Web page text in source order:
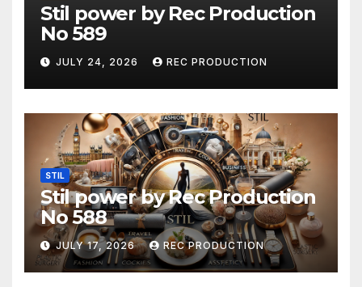
Stil power by Rec Production
No 589
JULY 24, 2026 REC PRODUCTION
STIL
Stil power by Rec Production
No 588
JULY 17, 2026 REC PRODUCTION